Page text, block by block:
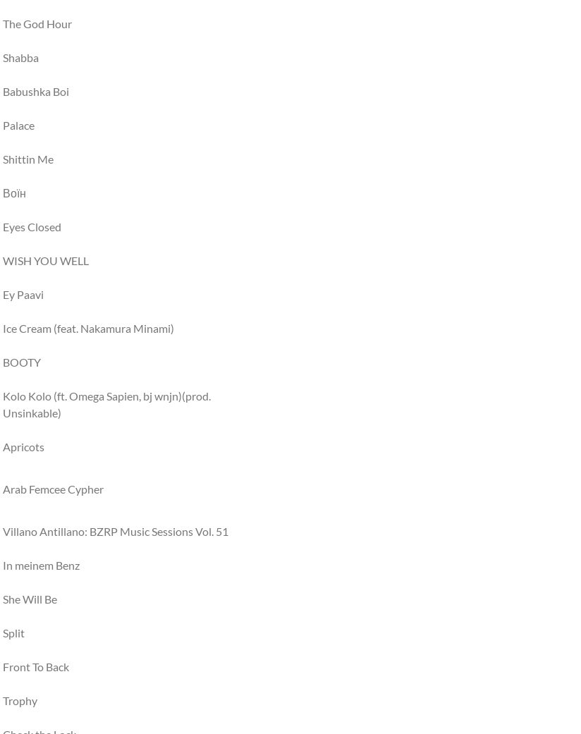
The God Hour
Shabba
Babushka Boi
Palace
Shittin Me
Воїн
Eyes Closed
WISH YOU WELL
Ey Paavi
Ice Cream (feat. Nakamura Minami)
BOOTY
Kolo Kolo (ft. Omega Sapien, bj wnjn)(prod.
Unsinkable)
Apricots
Arab Femcee Cypher
Villano Antillano: BZRP Music Sessions Vol. 51
In meinem Benz
She Will Be
Split
Front To Back
Trophy